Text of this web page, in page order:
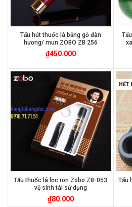
Tẩu hút thuốc lá bằng gỗ đàn
hương/ mun ZOBO ZB 256
₫450.000
Tẩu thuốc lá lọc ron Zobo ZB-053
vệ sinh tái sử dụng
₫80.000
HẾT
Tẩu